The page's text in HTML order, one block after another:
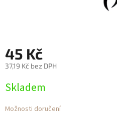
45 Kč
37,19 Kč bez DPH
cena:
Skladem
Možnosti doručení